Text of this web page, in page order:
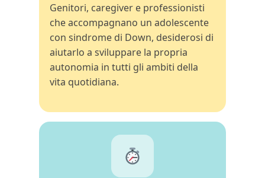
Genitori, caregiver e professionisti
che accompagnano un adolescente
con sindrome di Down, desiderosi di
aiutarlo a sviluppare la propria
autonomia in tutti gli ambiti della
vita quotidiana.